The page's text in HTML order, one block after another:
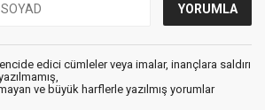
edici cümleler veya imalar, inançlara saldırı
ve büyük harflerle yazılmış yorumlar